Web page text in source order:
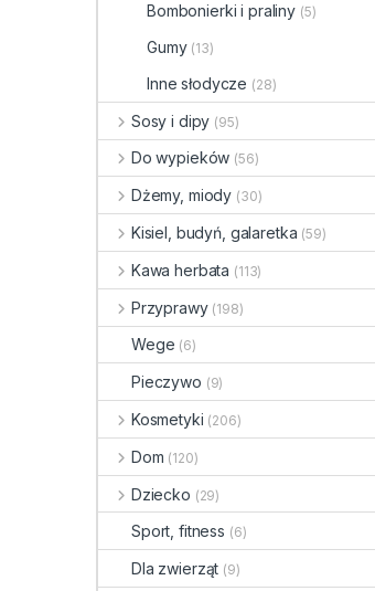
Bombonierki i praliny (5)
Gumy (13)
Inne słodycze (28)
Sosy i dipy (95)
Do wypieków (56)
Dżemy, miody (30)
Kisiel, budyń, galaretka (59)
Kawa herbata (113)
Przyprawy (198)
Wege (6)
Pieczywo (9)
Kosmetyki (206)
Dom (120)
Dziecko (29)
Sport, fitness (6)
Dla zwierząt (9)